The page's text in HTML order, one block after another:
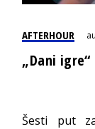
AFTERHOUR
„Dani
Šesti put